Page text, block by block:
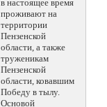
в настоящее время
проживают на
территории
Пензенской
области, а также
труженикам
Пензенской
области, ковавшим
Победу в тылу.
Основой